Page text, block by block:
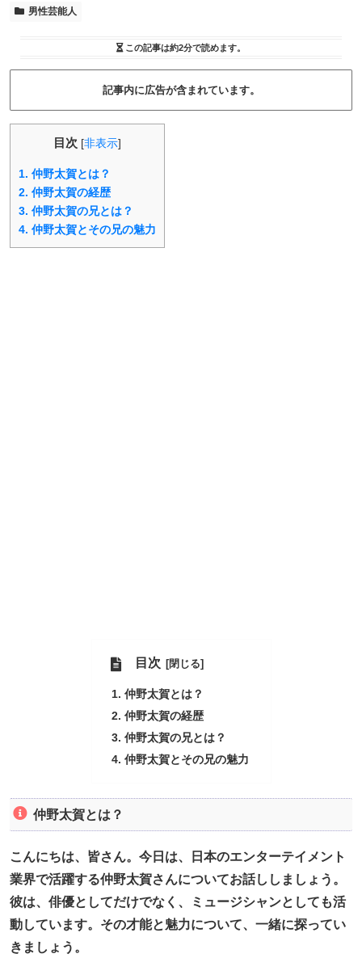
男性芸能人
この記事は約2分で読めます。
記事内に広告が含まれています。
目次 [非表示]
1. 仲野太賀とは？
2. 仲野太賀の経歴
3. 仲野太賀の兄とは？
4. 仲野太賀とその兄の魅力
目次
仲野太賀とは？
仲野太賀の経歴
仲野太賀の兄とは？
仲野太賀とその兄の魅力
仲野太賀とは？
こんにちは、皆さん。今日は、日本のエンターテイメント
業界で活躍する仲野太賀さんについてお話ししましょう。
彼は、俳優としてだけでなく、ミュージシャンとしても活
動しています。その才能と魅力について、一緒に探ってい
きましょう。